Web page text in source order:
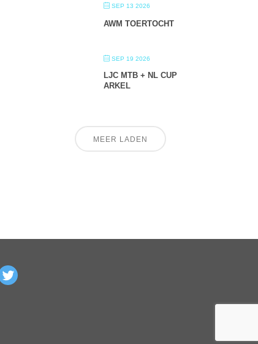
SEP 13 2026
AWM TOERTOCHT
SEP 19 2026
LJC MTB + NL CUP
ARKEL
MEER LADEN